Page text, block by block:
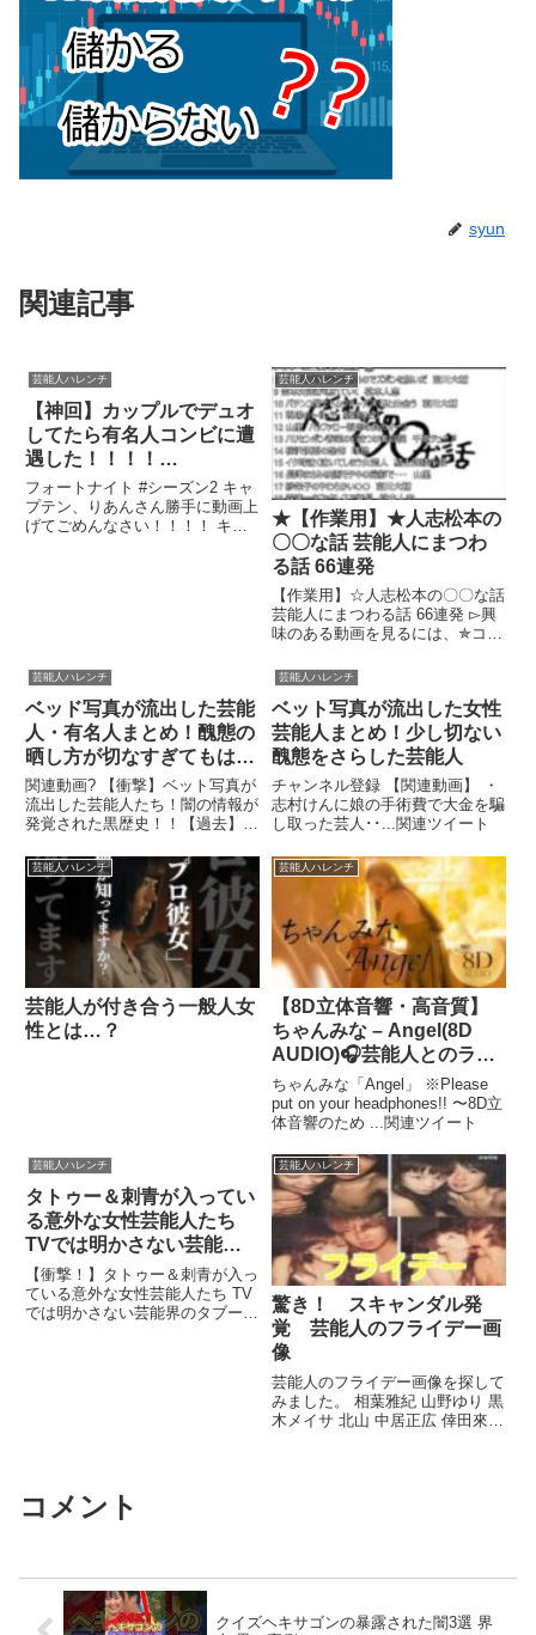
syun
関連記事
芸能人ハレンチ
【神回】カップルでデュオ
してたら有名人コンビに遭
遇した！！！！
【FORTNITE/フォートナ
イト】
フォートナイト #シーズン2 キャ
プテン、りあんさん勝手に動画上
げてごめんなさい！！！！ キャ
芸能人ハレンチ
★【作業用】★人志松本の
〇〇な話 芸能人にまつわ
る話 66連発
【作業用】☆人志松本の〇〇な話
芸能人にまつわる話 66連発 ▻興
味のある動画を見るには、✯コメ
連ツイート
芸能人ハレンチ
ベッド写真が流出した芸能
人・有名人まとめ！醜態の
晒し方が切なすぎてもはや
同情するレベル…
関連動画? 【衝撃】ベット写真が
流出した芸能人たち！闇の情報が
発覚された黒歴史！！【過去】
芸能人ハレンチ
ベット写真が流出した女性
芸能人まとめ！少し切ない
醜態をさらした芸能人
チャンネル登録 【関連動画】 ・
志村けんに娘の手術費で大金を騙
し取った芸人･･...関連ツイート
芸能人ハレンチ
芸能人が付き合う一般人女
性とは…？
芸能人ハレンチ
【8D立体音響・高音質】
ちゃんみな – Angel(8D
AUDIO)🎧芸能人とのラッ
プバトル対決でも話題とな
ったちゃんみな！おうちラ
イブ空間 ！！！(歌詞付き)
ちゃんみな「Angel」 ※Please
put on your headphones!! 〜8D立
体音響のため ...関連ツイート
芸能人ハレンチ
タトゥー＆刺青が入ってい
る意外な女性芸能人たち
TVでは明かさない芸能界
のタブー【驚愕】画像まと
め
【衝撃！】タトゥー＆刺青が入っ
ている意外な女性芸能人たち TV
では明かさない芸能界のタブー
芸能人ハレンチ
驚き！ スキャンダル発
覚 芸能人のフライデー画
像
芸能人のフライデー画像を探して
みました。 相葉雅紀 山野ゆり 黒
木メイサ 北山 中居正広 倖田來未
コメント
クイズヘキサゴンの暴露された闇3選 界